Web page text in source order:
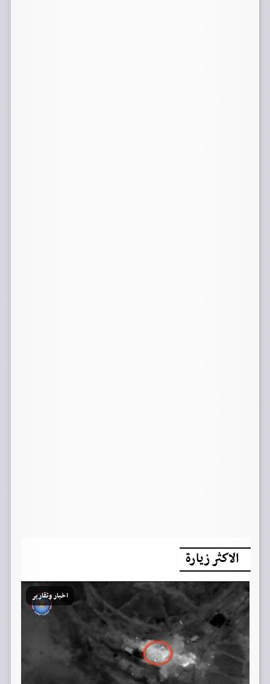
الاكثر زيارة
اخبار وتقارير